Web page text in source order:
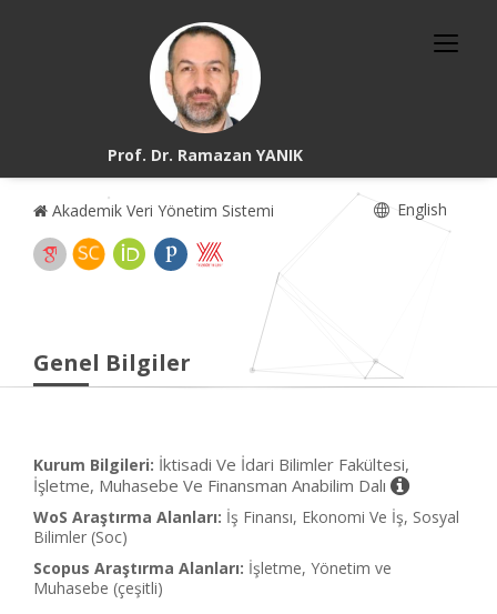
Prof. Dr. Ramazan YANIK
Akademik Veri Yönetim Sistemi English
Genel Bilgiler
Kurum Bilgileri: İktisadi Ve İdari Bilimler Fakültesi,
İşletme, Muhasebe Ve Finansman Anabilim Dalı
WoS Araştırma Alanları: İş Finansı, Ekonomi Ve İş, Sosyal
Bilimler (Soc)
Scopus Araştırma Alanları: İşletme, Yönetim ve
Muhasebe (çeşitli)